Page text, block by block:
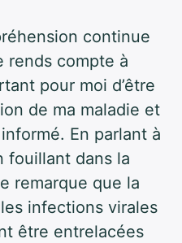
continue
rends compte à
pour moi d’être
de ma maladie et
En parlant à
fouillant dans la
remarque que la
infections virales
être entrelacées